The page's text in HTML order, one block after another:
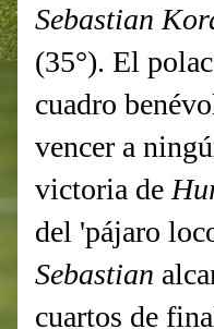
Sebastian
(35°). El
cuadro
vencer a
victoria de
del 'pájaro
Sebastian
cuartos de